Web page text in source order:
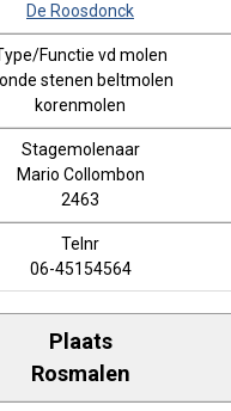
De Roosdonck
stenen beltmolen
korenmolen
Mario Collombon
2463
06-45154564
Rosmalen